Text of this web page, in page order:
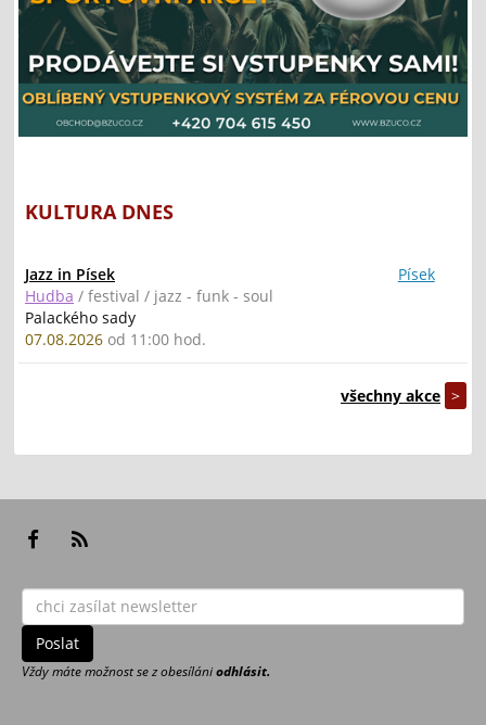
KULTURA DNES
Jazz in Písek
Hudba / festival / jazz - funk - soul
Palackého sady
07.08.2026 od 11:00 hod.
Písek
všechny akce >
Vždy máte možnost se z obesílániodhlásit.